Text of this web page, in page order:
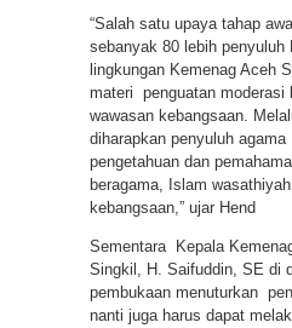
“Salah satu upaya tahap
sebanyak 80 lebih penyuluh
lingkungan Kemenag Aceh
materi penguatan moderasi
wawasan kebangsaan.
diharapkan penyuluh
pengetahuan dan
beragama, Islam
kebangsaan,” ujar Hend
Sementara Kepala
Singkil, H. Saifuddin, SE di
pembukaan menuturkan
nanti juga harus dapat